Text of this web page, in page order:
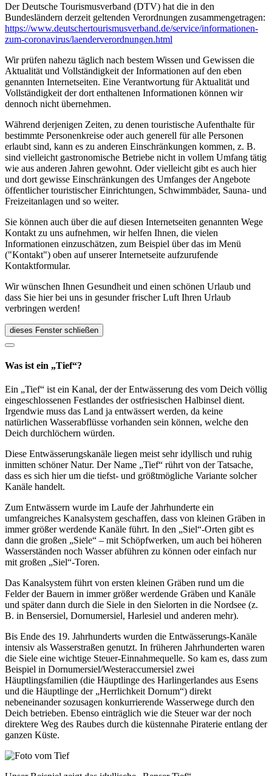
Der Deutsche Tourismusverband (DTV) hat die in den
Bundesländern derzeit geltenden Verordnungen zusammengetragen:
https://www.deutscher­tourismusverband.de/­service/­informationen-
zum-coronavirus/­laenderverordnungen.html
Wir prüfen nahezu täglich nach bestem Wissen und Gewissen die
Aktualität und Vollständigkeit der Informationen auf den eben
genannten Internetseiten. Eine Verantwortung für Aktualität und
Vollständigkeit der dort enthaltenen Informationen können wir
dennoch nicht übernehmen.
Während derjenigen Zeiten, zu denen touristische Aufenthalte für
bestimmte Personenkreise oder auch generell für alle Personen
erlaubt sind, kann es zu anderen Einschränkungen kommen, z. B.
sind vielleicht gastronomische Betriebe nicht in vollem Umfang tätig
wie aus anderen Jahren gewohnt. Oder vielleicht gibt es auch hier
und dort gewisse Einschränkungen des Umfanges der Angebote
öffentlicher touristischer Einrichtungen, Schwimmbäder, Sauna- und
Freizeitanlagen und so weiter.
Sie können auch über die auf diesen Internetseiten genannten Wege
Kontakt zu uns aufnehmen, wir helfen Ihnen, die vielen
Informationen einzuschätzen, zum Beispiel über das im Menü
("Kontakt") oben auf unserer Internetseite aufzurufende
Kontaktformular.
Wir wünschen Ihnen Gesundheit und einen schönen Urlaub und
dass Sie hier bei uns in gesunder frischer Luft Ihren Urlaub
verbringen werden!
dieses Fenster schließen
Was ist ein „Tief“?
Ein „Tief“ ist ein Kanal, der der Entwässerung des vom Deich völlig
eingeschlossenen Festlandes der ostfriesischen Halbinsel dient.
Irgendwie muss das Land ja entwässert werden, da keine
natürlichen Wasserabflüsse vorhanden sein können, welche den
Deich durchlöchern würden.
Diese Entwässerungskanäle liegen meist sehr idyllisch und ruhig
inmitten schöner Natur. Der Name „Tief“ rührt von der Tatsache,
dass es sich hier um die tiefst- und größtmögliche Variante solcher
Kanäle handelt.
Zum Entwässern wurde im Laufe der Jahrhunderte ein
umfangreiches Kanalsystem geschaffen, dass von kleinen Gräben in
immer größer werdende Kanäle führt. In den „Siel“-Orten gibt es
dann die großen „Siele“ – mit Schöpfwerken, um auch bei höheren
Wasserständen noch Wasser abführen zu können oder einfach nur
mit großen „Siel“-Toren.
Das Kanalsystem führt von ersten kleinen Gräben rund um die
Felder der Bauern in immer größer werdende Gräben und Kanäle
und später dann durch die Siele in den Sielorten in die Nordsee (z.
B. in Bensersiel, Dornumersiel, Harlesiel und anderen mehr).
Bis Ende des 19. Jahrhunderts wurden die Entwässerungs-Kanäle
intensiv als Wasserstraßen genutzt. In früheren Jahrhunderten waren
die Siele eine wichtige Steuer-Einnahmequelle. So kam es, dass zum
Beispiel in Dornumersiel/Westeraccumersiel zwei
Häuptlingsfamilien (die Häuptlinge des Harlingerlandes aus Esens
und die Häuptlinge der „Herrlichkeit Dornum“) direkt
nebeneinander sozusagen konkurrierende Wasserwege durch den
Deich betrieben. Ebenso einträglich wie die Steuer war der noch
direktere Weg des Raubes durch die küstennahe Piraterie entlang der
ganzen Küste.